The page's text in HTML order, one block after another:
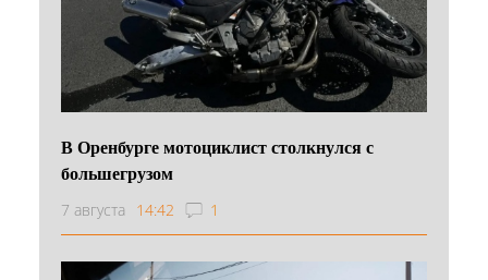
В Оренбурге мотоциклист столкнулся с
большегрузом
7 августа 14:42 1